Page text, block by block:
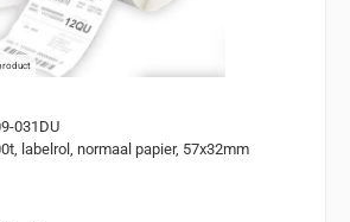
031DU
labelrol, normaal papier, 57x32mm